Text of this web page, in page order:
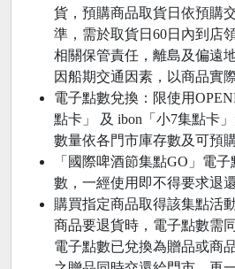
貨，預購商品取貨日依預購
準，需於取貨日60日內到店
相關保管責任，離島及偏遠
因船期交通因素，以商品實
電子點數兌換：限使用
點卡」 及 ibon「小7集點卡
數量依各門市庫存數及可預
「國際啤酒節集點GO」電
數，一經使用即不得要求退還
購買指定商品取得該集點活
商品要退貨時，電子點數需
電子點數已兌換為贈品或商